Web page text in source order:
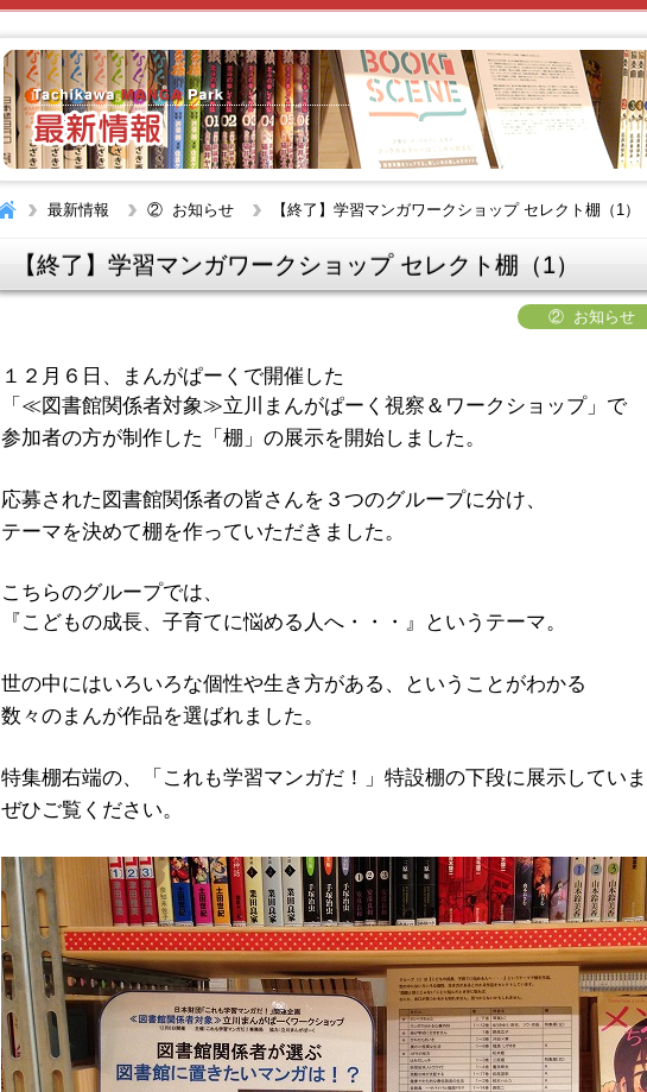
最新情報 ② お知らせ 【終了】学習マンガワークショップ セレクト棚（1）
【終了】学習マンガワークショップ セレクト棚（1）
② お知らせ
１２月６日、まんがぱーくで開催した
「 ≪図書館関係者対象≫立川まんがぱーく視察＆ワークショップ」で
参加者の方が制作した「棚」の展示を開始しました。
応募された図書館関係者の皆さんを３つのグループに分け、
テーマを決めて棚を作っていただきました。
こちらのグループでは、
『こどもの成長、子育てに悩める人へ・・・』というテーマ。
世の中にはいろいろな個性や生き方がある、ということがわかる
数々のまんが作品を選ばれました。
特集棚右端の、「これも学習マンガだ！」特設棚の下段に展示していま
ぜひご覧ください。